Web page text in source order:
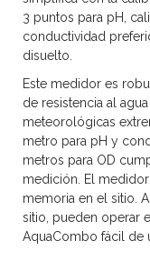
3 puntos para pH,
conductividad
disuelto.
Este medidor es
de resistencia al
meteorológicas
metro para pH y
metros para OD
medición. El
memoria en el sitio.
sitio, pueden operar
AquaCombo fácil de